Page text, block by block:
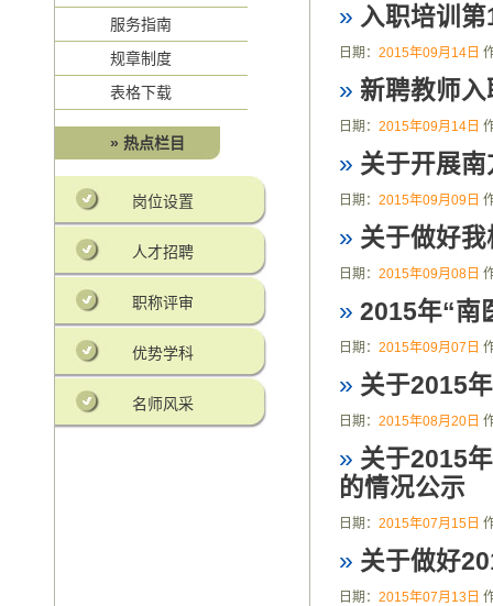
服务指南
规章制度
表格下载
» 热点栏目
岗位设置
人才招聘
职称评审
优势学科
名师风采
» 入职培训
日期： 2015年09月14日
» 新聘教师
日期： 2015年09月14日
» 关于开展
日期： 2015年09月09日
» 关于做好
日期： 2015年09月08日
» 2015年“南
日期： 2015年09月07日
» 关于2015
日期： 2015年08月20日
» 关于2015
的情况公示
日期： 2015年07月15日
» 关于做好
日期： 2015年07月13日